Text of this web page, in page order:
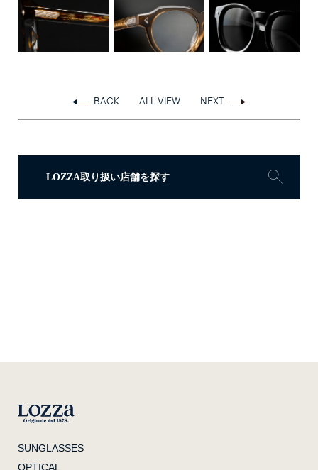
BACK ALL VIEW NEXT
LOZZA取り扱い店舗を探す
SUNGLASSES
OPTICAL